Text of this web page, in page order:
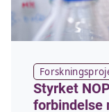
Styrket
forbindelse